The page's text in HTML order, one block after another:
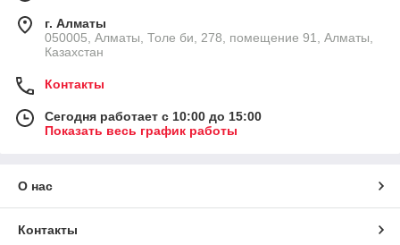
г. Алматы
050005, Алматы, Толе би, 278, помещение 91, Алматы,
Казахстан
Контакты
Сегодня работает с 10:00 до 15:00
Показать весь график работы
О нас
Контакты